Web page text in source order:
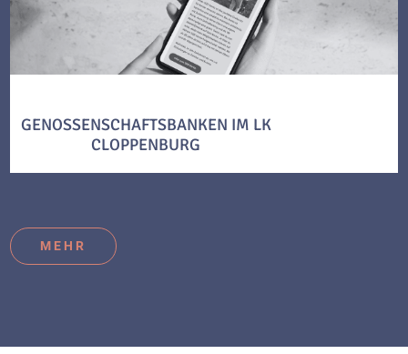
GENOSSENSCHAFTSBANKEN IM LK
CLOPPENBURG
MEHR